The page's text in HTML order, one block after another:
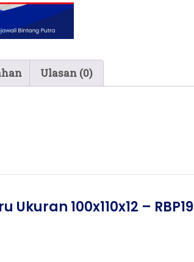
Ulasan (0)
100x110x12 – RBP19